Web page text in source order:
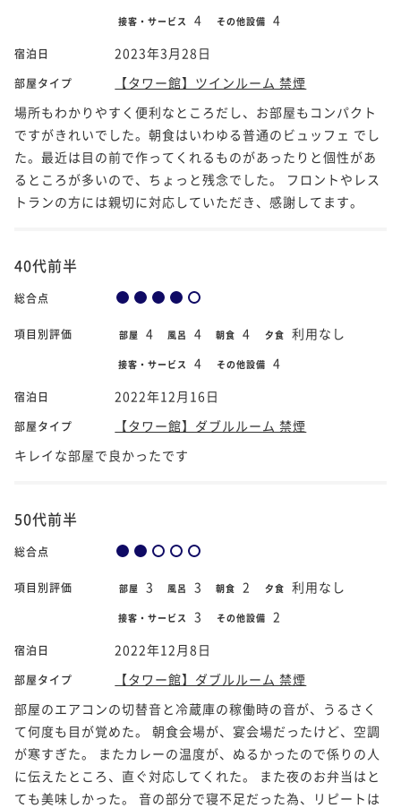
接客・サービス 4 その他設備 4
宿泊日 2023年3月28日
部屋タイプ
【タワー館】ツインルーム 禁煙
場所もわかりやすく便利なところだし、お部屋もコンパクト
ですがきれいでした。朝食はいわゆる普通のビュッフェ でし
た。最近は目の前で作ってくれるものがあったりと個性があ
るところが多いので、ちょっと残念でした。 フロントやレス
トランの方には親切に対応していただき、感謝してます。
40代前半
総合点
項目別評価 部屋 4 風呂 4 朝食 4 夕食 利用なし
接客・サービス 4 その他設備 4
宿泊日 2022年12月16日
部屋タイプ
【タワー館】ダブルルーム 禁煙
キレイな部屋で良かったです
50代前半
総合点
項目別評価 部屋 3 風呂 3 朝食 2 夕食 利用なし
接客・サービス 3 その他設備 2
宿泊日 2022年12月8日
部屋タイプ
【タワー館】ダブルルーム 禁煙
部屋のエアコンの切替音と冷蔵庫の稼働時の音が、うるさく
て何度も目が覚めた。 朝食会場が、宴会場だったけど、空調
が寒すぎた。 またカレーの温度が、ぬるかったので係りの人
に伝えたところ、直ぐ対応してくれた。 また夜のお弁当はと
ても美味しかった。 音の部分で寝不足だった為、リピートは